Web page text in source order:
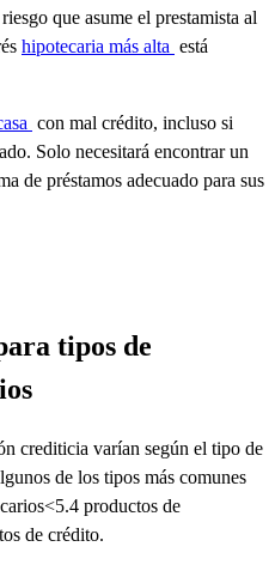
que asume el prestamista al
hipotecaria más alta está
con mal crédito, incluso si
Solo necesitará encontrar un
de préstamos adecuado para sus
tipos de
crediticia varían según el tipo de
de los tipos más comunes
productos de
de crédito.